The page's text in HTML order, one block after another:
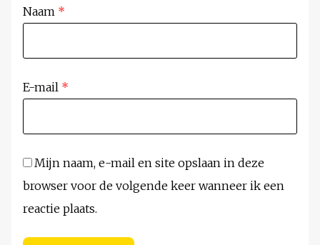
Naam *
E-mail *
Mijn naam, e-mail en site opslaan in deze
browser voor de volgende keer wanneer ik een
reactie plaats.